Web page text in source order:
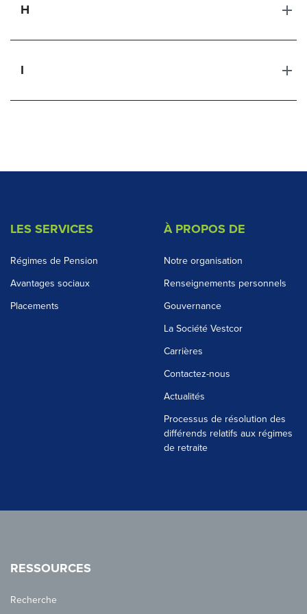
H
I
LES SERVICES
Régimes de Pension
Avantages sociaux
Placements
À PROPOS DE
Notre organisation
Renseignements personnels
Gouvernance
La Société Vestcor
Carrières
Contactez-nous
Actualités
Processus de résolution des
différends relatifs aux régimes
de retraite
RESSOURCES
Recherche